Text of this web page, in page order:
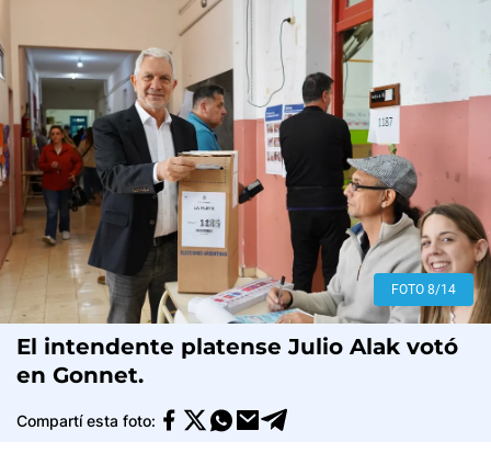
FOTO 8/14
El intendente platense Julio Alak votó
en Gonnet.
Compartí esta foto: